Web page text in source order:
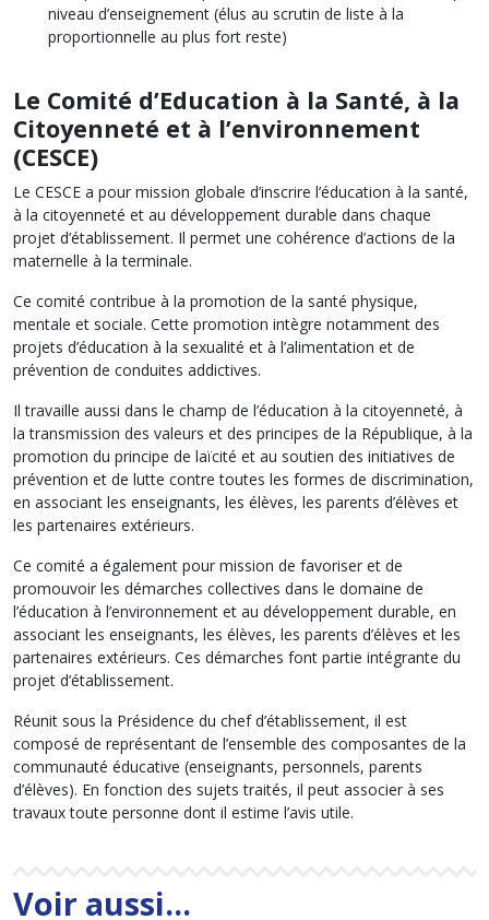
niveau d’enseignement (élus au scrutin de liste à la
proportionnelle au plus fort reste)
Le Comité d’Education à la Santé, à la
Citoyenneté et à l’environnement
(CESCE)
Le CESCE a pour mission globale d’inscrire l’éducation à la santé,
à la citoyenneté et au développement durable dans chaque
projet d’établissement. Il permet une cohérence d’actions de la
maternelle à la terminale.
Ce comité contribue à la promotion de la santé physique,
mentale et sociale. Cette promotion intègre notamment des
projets d’éducation à la sexualité et à l’alimentation et de
prévention de conduites addictives.
Il travaille aussi dans le champ de l’éducation à la citoyenneté, à
la transmission des valeurs et des principes de la République, à la
promotion du principe de laïcité et au soutien des initiatives de
prévention et de lutte contre toutes les formes de discrimination,
en associant les enseignants, les élèves, les parents d’élèves et
les partenaires extérieurs.
Ce comité a également pour mission de favoriser et de
promouvoir les démarches collectives dans le domaine de
l’éducation à l’environnement et au développement durable, en
associant les enseignants, les élèves, les parents d’élèves et les
partenaires extérieurs. Ces démarches font partie intégrante du
projet d’établissement.
Réunit sous la Présidence du chef d’établissement, il est
composé de représentant de l’ensemble des composantes de la
communauté éducative (enseignants, personnels, parents
d’élèves). En fonction des sujets traités, il peut associer à ses
travaux toute personne dont il estime l’avis utile.
Voir aussi...